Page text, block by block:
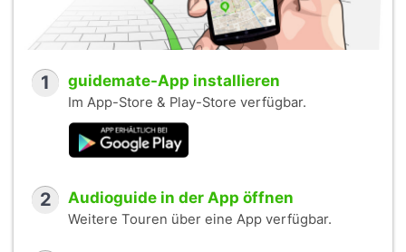
1 guidemate-App installieren
Im App-Store & Play-Store verfügbar.
2 Audioguide in der App öffnen
Weitere Touren über eine App verfügbar.